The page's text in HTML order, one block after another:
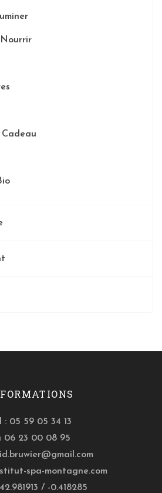
Cadeau
: 05 59 05 34 13
06 23 00 08 95
spa-montagne.com
/ -0.418285